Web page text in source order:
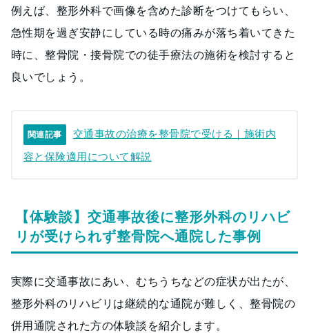
例えば、整形外科で画像を含めた診断をつけてもらい、
急性期を過ぎ安静にしている時の痛みが落ち着いてきた
時に、整骨院・接骨院での徒手療法の施術を検討すると
良いでしょう。
関連記事
交通事故の治療を整骨院で受ける｜施術内
容と保険適用について解説
【体験談】交通事故後に整形外科のリハビ
リが受けられず整骨院へ通院した事例
実際に交通事故にあい、むちうちなどの症状が出たが、
整形外科のリハビリは継続的な通院が難しく、整骨院の
併用通院された方の体験談を紹介します。